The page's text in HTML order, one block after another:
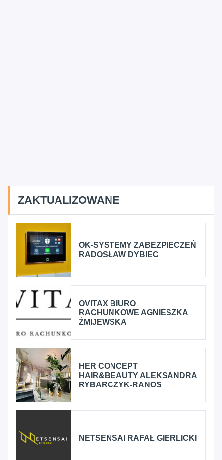
ZAKTUALIZOWANE
OK-SYSTEMY ZABEZPIECZEŃ
RADOSŁAW DYBIEC
OVITAX BIURO
RACHUNKOWE AGNIESZKA
ŻMIJEWSKA
HER CONCEPT
HAIR&BEAUTY ALEKSANDRA
RYBARCZYK-RANOS
NETSENSAI RAFAŁ GIERLICKI